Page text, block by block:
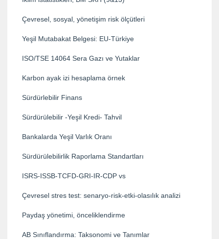
Çevresel, sosyal, yönetişim risk ölçütleri
Yeşil Mutabakat Belgesi: EU-Türkiye
ISO/TSE 14064 Sera Gazı ve Yutaklar
Karbon ayak izi hesaplama örnek
Sürdürlebilir Finans
Sürdürülebilir -Yeşil Kredi- Tahvil
Bankalarda Yeşil Varlık Oranı
Sürdürülebilirlik Raporlama Standartları
ISRS-ISSB-TCFD-GRI-IR-CDP vs
Çevresel stres test: senaryo-risk-etki-olasılık analizi
Paydaş yönetimi, önceliklendirme
AB Sınıflandırma: Taksonomi ve Tanımlar